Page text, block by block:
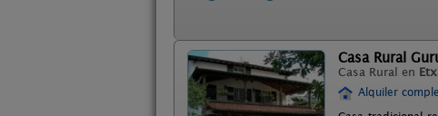
Casa Rural
Casa Rural en
Alquiler